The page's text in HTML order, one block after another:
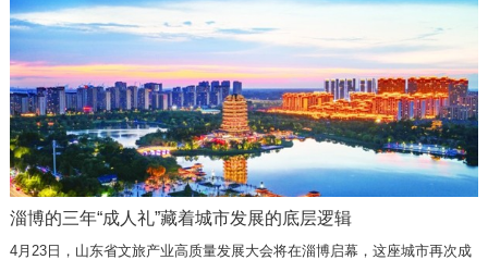
淄博的三年“成人礼”藏着城市发展的底层逻辑
4月23日，山东省文旅产业高质量发展大会将在淄博启幕，这座城市再次成